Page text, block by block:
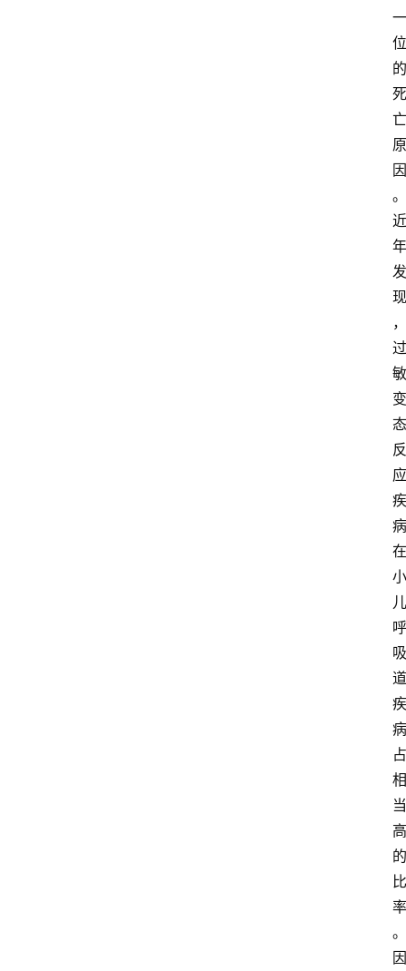
一
位
的
死
亡
原
因
。
近
年
发
现
，
过
敏
变
态
反
应
疾
病
在
小
儿
呼
吸
道
疾
病
占
相
当
高
的
比
率
。
因